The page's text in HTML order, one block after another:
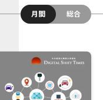
月間
総合